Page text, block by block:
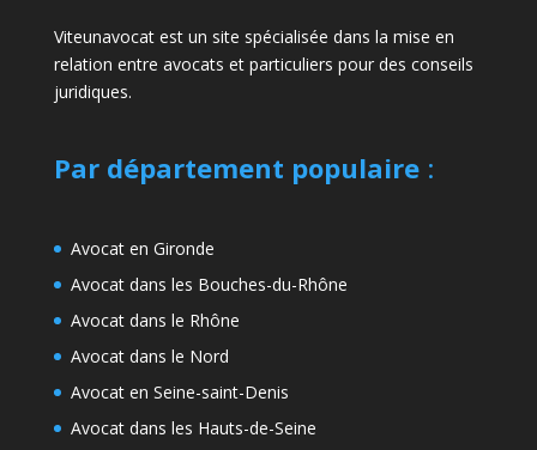
Viteunavocat est un site spécialisée dans la mise en
relation entre avocats et particuliers pour des conseils
juridiques.
Par département populaire:
Avocat en Gironde
Avocat dans les Bouches-du-Rhône
Avocat dans le Rhône
Avocat dans le Nord
Avocat en Seine-saint-Denis
Avocat dans les Hauts-de-Seine